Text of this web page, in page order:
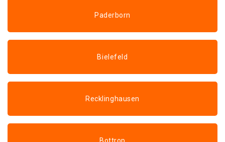
Paderborn
Bielefeld
Recklinghausen